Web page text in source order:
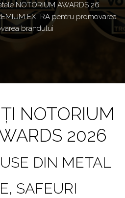
NOTORIUM AWARDS 26
EXTRA pentru promovarea
brandului
NOTORIUM
2026
DIN METAL
SAFEURI